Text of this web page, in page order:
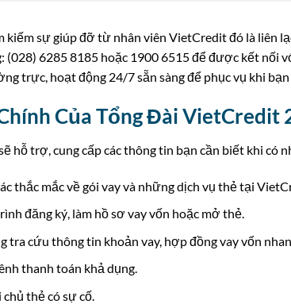
kiếm sự giúp đỡ từ nhân viên VietCredit đó là liên
(028) 6285 8185 hoặc 1900 6515 để được kết nối
trực, hoạt động 24/7 sẵn sàng để phục vụ khi bạn
Của Tổng Đài VietCredit
hỗ trợ, cung cấp các thông tin bạn cần biết khi có
thắc mắc về gói vay và những dịch vụ thẻ tại
đăng ký, làm hồ sơ vay vốn hoặc mở thẻ.
tra cứu thông tin khoản vay, hợp đồng vay vốn
thanh toán khả dụng.
thẻ có sự cố.